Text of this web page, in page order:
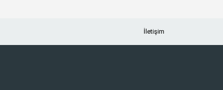
İletişim